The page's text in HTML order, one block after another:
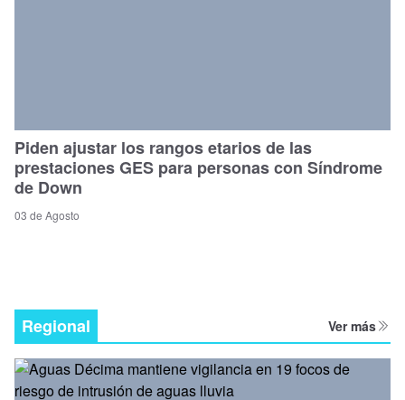
Piden ajustar los rangos etarios de las
prestaciones GES para personas con Síndrome
de Down
03 de Agosto
Regional Ver más